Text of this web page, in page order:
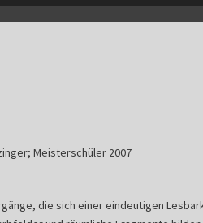
Meisterschüler 2007
die sich einer eindeutigen